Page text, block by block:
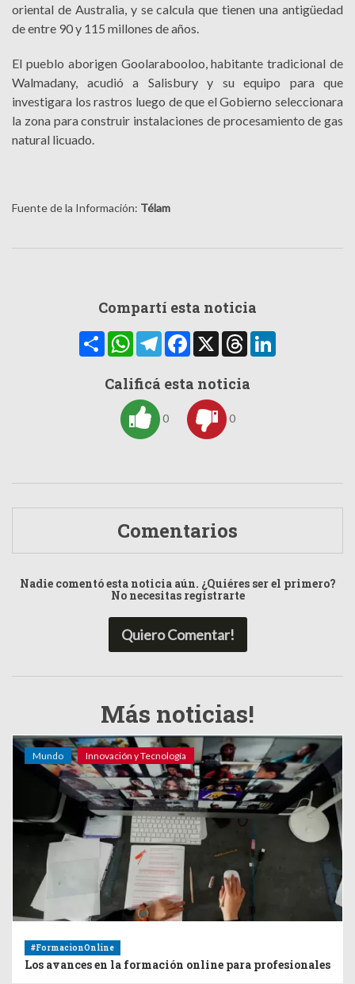
oriental de Australia, y se calcula que tienen una antigüedad
de entre 90 y 115 millones de años.
El pueblo aborigen Goolarabooloo, habitante tradicional de
Walmadany, acudió a Salisbury y su equipo para que
investigara los rastros luego de que el Gobierno seleccionara
la zona para construir instalaciones de procesamiento de gas
natural licuado.
Fuente de la Información: Télam
Compartí esta noticia
CompartirWhatsAppTelegramFacebook
X Threads
Calificá esta noticia
0 0
Comentarios
Nadie comentó esta noticia aún. ¿Quiéres ser el primero?
No necesitas registrarte
Quiero Comentar!
Más noticias!
Mundo Innovación y Tecnología
#FormacionOnline
Los avances en la formación online para profesionales